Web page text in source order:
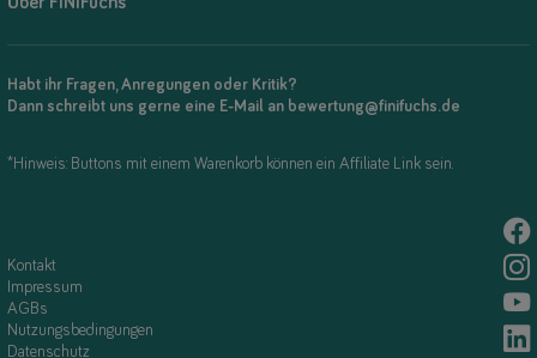
Habt ihr Fragen, Anregungen oder Kritik?
Dann schreibt uns gerne eine E-Mail an bewertung@finifuchs.de
*Hinweis: Buttons mit einem Warenkorb können ein Affiliate Link sein.
Kontakt
Impressum
AGBs
Nutzungsbedingungen
Datenschutz